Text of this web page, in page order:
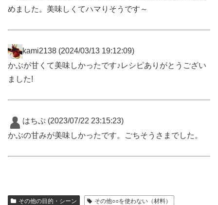
めました。美味しくてハマりそうです～
kami2138 (2024/03/13 19:12:09)
かぶが甘くて美味しかったです♪レシピありがとうござい
ました!
はちぷ (2023/07/22 23:15:23)
かぶの甘みが美味しかったです。ごちそうさまでした。
その他の目的・シーン
その他○○を使わない（材料）